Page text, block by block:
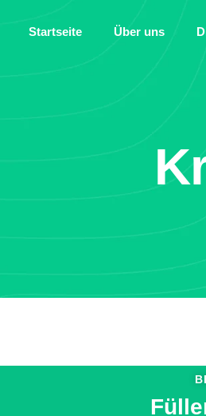
Startseite Über uns